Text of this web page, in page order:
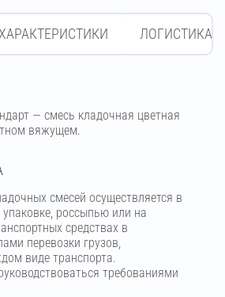
ХАРАКТЕРИСТИКИ ЛОГИСТИКА
— смесь кладочная цветная
вяжущем.
смесей осуществляется в
упаковке, россыпью или на
средствах в
перевозки грузов,
виде транспорта.
требованиями